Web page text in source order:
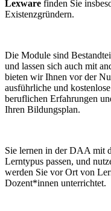
Lexware finden Sie
Existenzgründern.
Die Module sind
und lassen sich auch mit
bieten wir Ihnen vor der
ausführliche und
beruflichen Erfahrungen
Ihren Bildungsplan.
Sie lernen in der DAA mit
Lerntypus passen, und
werden Sie vor Ort von
Dozent*innen unterrichtet.